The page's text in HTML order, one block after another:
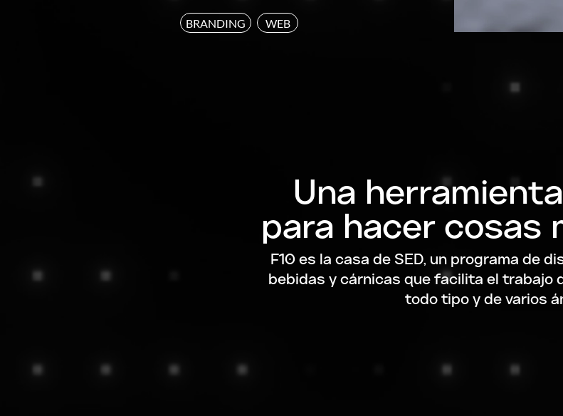
BRANDING WEB
Una
para hacer cosas
F10 es la casa de SED, un programa de
bebidas y cárnicas que facilita el trabajo
todo tipo y de varios